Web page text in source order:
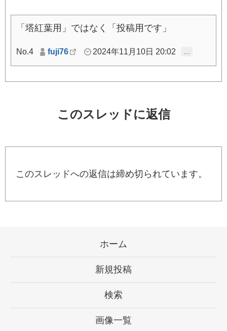
「塔紅葉用」ではなく「投稿用です」
No.4 fuji76 2024年11月10日 20:02 …
このスレッドに返信
このスレッドへの返信は締め切られています。
ホーム
新規投稿
検索
画像一覧